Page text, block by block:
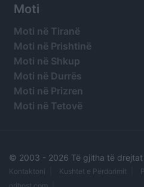
Moti
Moti në Tiranë
Moti në Prishtinë
Moti në Shkup
Moti në Durrës
Moti në Prizren
Moti në Tetovë
© 2003 - 2026 Të gjitha të
Kontaktoni Kushtet e Përdorimit